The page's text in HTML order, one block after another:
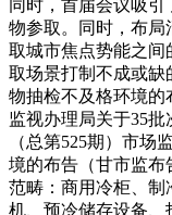
同时，首届会议吸
物参取。同时，布局
取城市焦点势能之间
取场景打制不成或缺
物抽检不及格环境的
监视办理局关于35批
（总第525期）市场
境的布告（甘市监布
范畴：商用冷柜、制
机、预冷储存设备、